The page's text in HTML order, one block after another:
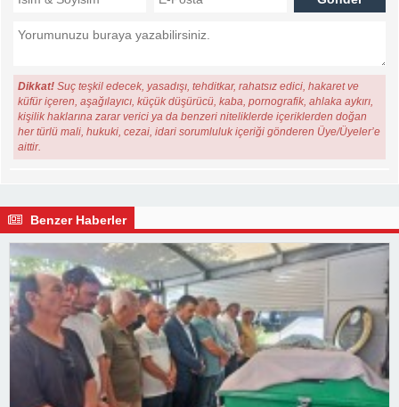
Dikkat! Suç teşkil edecek, yasadışı, tehditkar, rahatsız edici, hakaret ve
küfür içeren, aşağılayıcı, küçük düşürücü, kaba, pornografik, ahlaka aykırı,
kişilik haklarına zarar verici ya da benzeri niteliklerde içeriklerden doğan
her türlü mali, hukuki, cezai, idari sorumluluk içeriği gönderen Üye/Üyeler’e
aittir.
Benzer Haberler